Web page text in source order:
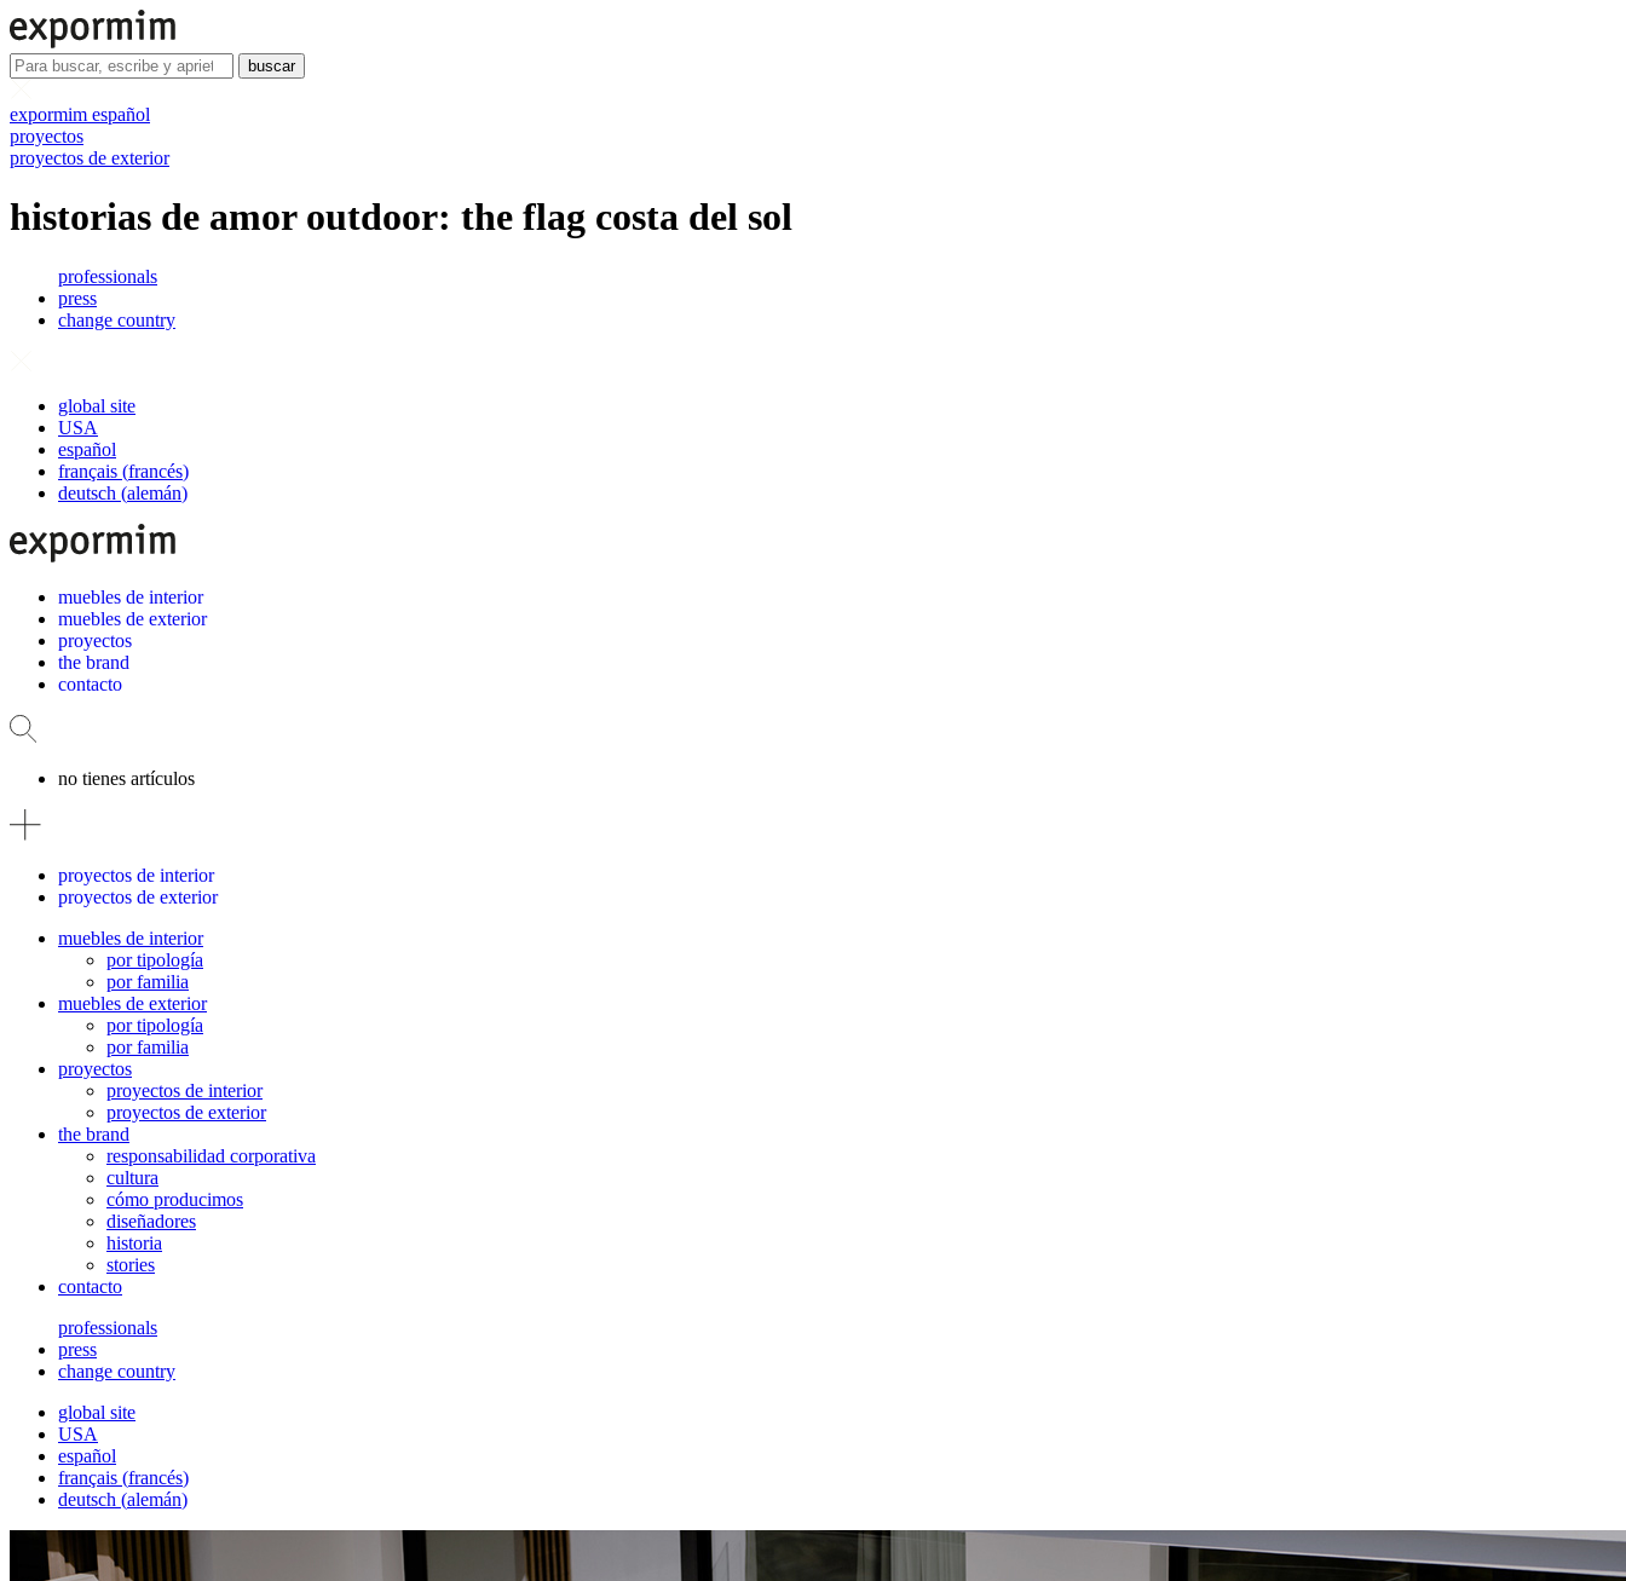
buscar
expormim español
proyectos
proyectos de exterior
historias de amor outdoor: the flag costa del sol
professionals
press
change country
global site
USA
español
français (francés)
deutsch (alemán)
muebles de interior
muebles de exterior
proyectos
the brand
contacto
no tienes artículos
proyectos de interior
proyectos de exterior
muebles de interior
por tipología
por familia
muebles de exterior
por tipología
por familia
proyectos
proyectos de interior
proyectos de exterior
the brand
responsabilidad corporativa
cultura
cómo producimos
diseñadores
historia
stories
contacto
professionals
press
change country
global site
USA
español
français (francés)
deutsch (alemán)